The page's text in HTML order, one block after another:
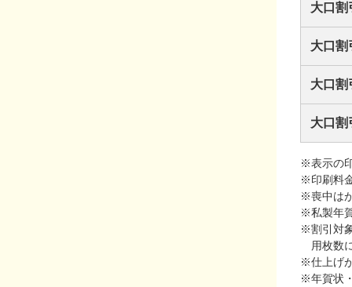
大口割
大口割
大口割
大口割
※表示の
※印刷料
※喪中は
※私製年
※割引対
用枚数
※仕上げ
※年賀状